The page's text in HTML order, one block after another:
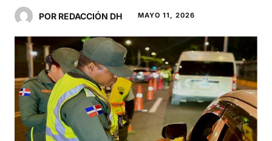
POR REDACCIÓN DH MAYO 11, 2026